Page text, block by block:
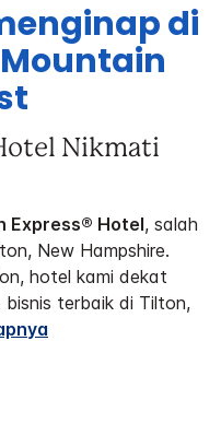
di
Nikmati
Express® Hotel, salah
New Hampshire.
hotel kami dekat
terbaik di Tilton,